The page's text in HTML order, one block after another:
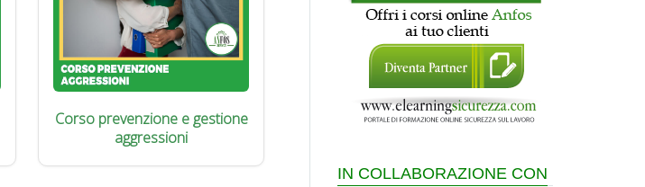
Corso prevenzione e gestione
aggressioni
IN COLLABORAZIONE CON